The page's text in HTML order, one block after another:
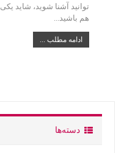
توانید آشنا شوید، شاید
هم باشید...
ادامه مطلب ...
دسته‌ها